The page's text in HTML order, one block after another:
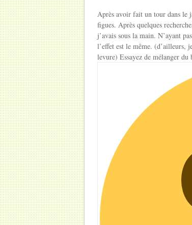
Après avoir fait un tour dans le
figues. Après quelques
j’avais sous la main. N’ayant
l’effet est le même. (d’ailleurs,
levure) Essayez de mélanger